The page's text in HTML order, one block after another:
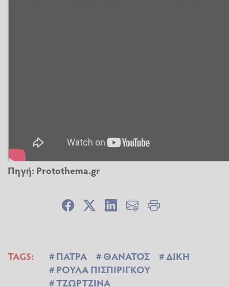
Πηγή: Protothema.gr
TAGS: ΠΑΤΡΑ ΘΑΝΑΤΟΣ
ΔΙΚΗ
ΡΟΥΛΑ ΠΙΣΠΙΡΙΓΚΟΥ
ΤΖΩΡΤΖΙΝΑ